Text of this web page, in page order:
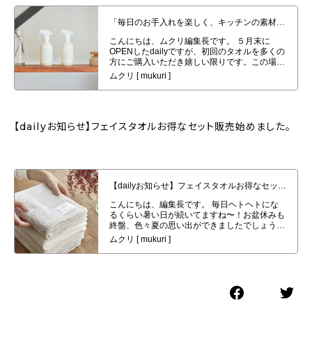
「毎日のお手入れを楽しく、キッチンの素材へ優しく、安心を」dailyオリジナ
ル〈中性・無香料〉キッチンクリーナー
【dailyお知らせ】フェイスタオルお得なセット販売始めました。
【dailyお知らせ】フェイスタオルお得なセット販売始めました。